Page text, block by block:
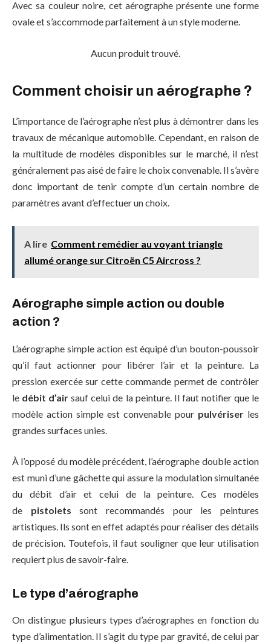
Avec sa couleur noire, cet aérographe présente une forme
ovale et s’accommode parfaitement à un style moderne.
Aucun produit trouvé.
Comment choisir un aérographe ?
L’importance de l’aérographe n’est plus à démontrer dans les
travaux de mécanique automobile. Cependant, en raison de
la multitude de modèles disponibles sur le marché, il n’est
généralement pas aisé de faire le choix convenable. Il s’avère
donc important de tenir compte d’un certain nombre de
paramètres avant d’effectuer un choix.
A lire Comment remédier au voyant triangle
allumé orange sur Citroën C5 Aircross ?
Aérographe simple action ou double
action ?
L’aérographe simple action est équipé d’un bouton-poussoir
qu’il faut actionner pour libérer l’air et la peinture. La
pression exercée sur cette commande permet de contrôler
le débit d’air sauf celui de la peinture. Il faut notifier que le
modèle action simple est convenable pour pulvériser les
grandes surfaces unies.
À l’opposé du modèle précédent, l’aérographe double action
est muni d’une gâchette qui assure la modulation simultanée
du débit d’air et celui de la peinture. Ces modèles
de pistolets sont recommandés pour les peintures
artistiques. Ils sont en effet adaptés pour réaliser des détails
de précision. Toutefois, il faut souligner que leur utilisation
requiert plus de savoir-faire.
Le type d’aérographe
On distingue plusieurs types d’aérographes en fonction du
type d’alimentation. Il s’agit du type par gravité, de celui par